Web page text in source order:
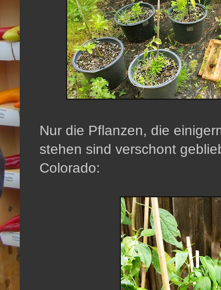
Nur die Pflanzen, die
stehen sind verschont
Colorado: